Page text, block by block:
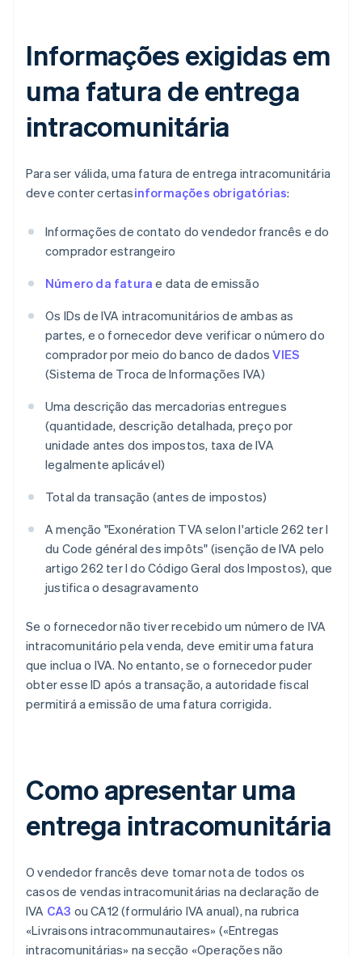
Informações exigidas em
uma fatura de entrega
intracomunitária
Para ser válida, uma fatura de entrega intracomunitária
deve conter certasinformações obrigatórias:
Informações de contato do vendedor francês e do
comprador estrangeiro
Número da fatura e data de emissão
Os IDs de IVA intracomunitários de ambas as
partes, e o fornecedor deve verificar o número do
comprador por meio do banco de dadosVIES
(Sistema de Troca de Informações IVA)
Uma descrição das mercadorias entregues
(quantidade, descrição detalhada, preço por
unidade antes dos impostos, taxa de IVA
legalmente aplicável)
Total da transação (antes de impostos)
A menção "Exonération TVA selon l'article 262 ter I
du Code général des impôts" (isenção de IVA pelo
artigo 262 ter I do Código Geral dos Impostos), que
justifica o desagravamento
Se o fornecedor não tiver recebido um número de IVA
intracomunitário pela venda, deve emitir uma fatura
que inclua o IVA. No entanto, se o fornecedor puder
obter esse ID após a transação, a autoridade fiscal
permitirá a emissão de uma fatura corrigida.
Como apresentar uma
entrega intracomunitária
O vendedor francês deve tomar nota de todos os
casos de vendas intracomunitárias na declaração de
IVA CA3 ou CA12 (formulário IVA anual), na rubrica
«Livraisons intracommunautaires» («Entregas
intracomunitárias» na secção «Operações não